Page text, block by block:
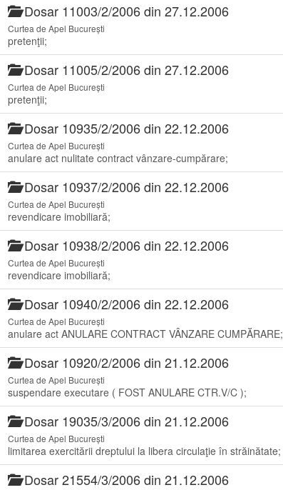
Dosar 11003/2/2006 din 27.12.2006
Curtea de Apel București
pretenţii;
Dosar 11005/2/2006 din 27.12.2006
Curtea de Apel București
pretenţii;
Dosar 10935/2/2006 din 22.12.2006
Curtea de Apel București
anulare act nulitate contract vânzare-cumpărare;
Dosar 10937/2/2006 din 22.12.2006
Curtea de Apel București
revendicare imobiliară;
Dosar 10938/2/2006 din 22.12.2006
Curtea de Apel București
revendicare imobiliară;
Dosar 10940/2/2006 din 22.12.2006
Curtea de Apel București
anulare act ANULARE CONTRACT VÂNZARE CUMPĂRARE;
Dosar 10920/2/2006 din 21.12.2006
Curtea de Apel București
suspendare executare ( FOST ANULARE CTR.V/C );
Dosar 19035/3/2006 din 21.12.2006
Curtea de Apel București
limitarea exercitării dreptului la libera circulaţie în străinătate;
Dosar 21554/3/2006 din 21.12.2006